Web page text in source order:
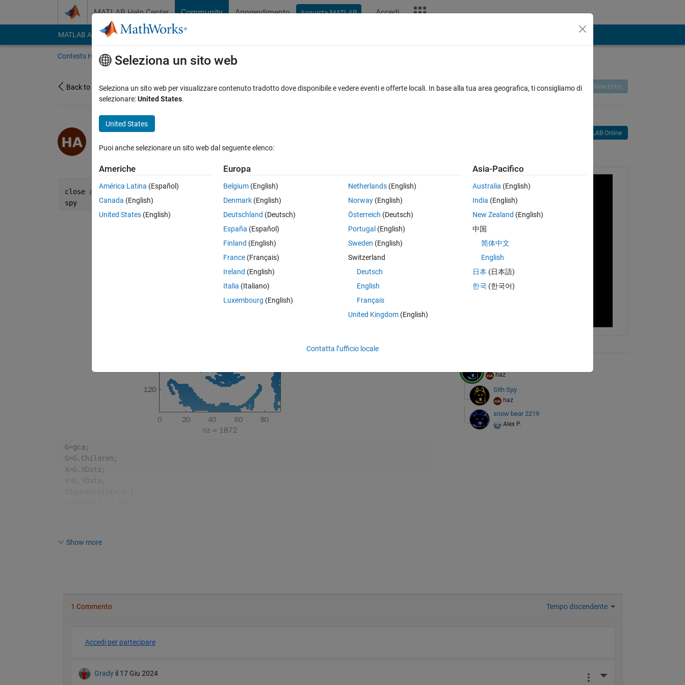
MATLAB Help Center Community Apprendimento Acquista MATLAB Accedi
MATLAB Answers File Exchange Cody
Contests Home About Leaderboard
Back to Gallery Vote Remix Share Follow New Entry
haz / Jedi Spy
on 31 Oct 2021 3 94 2 1 179
Copy
close all
spy
G=gca;
G=G.Children;
X=G.XData;
Y=G.YData;
hold off
Show more
Open in MATLAB Online
haz
Sith Spy
haz
snow bear 2219
Alex P.
Seleziona un sito web
Seleziona un sito web per visualizzare contenuto tradotto dove disponibile e vedere eventi e offerte locali. In base alla tua area geografica, ti consigliamo di
selezionare:United States.
United States
Puoi anche selezionare un sito web dal seguente elenco:
Americhe
América Latina (Español)
Canada (English)
United States (English)
Europa
Belgium (English)
Denmark (English)
Deutschland (Deutsch)
España (Español)
Finland (English)
France (Français)
Ireland (English)
Italia (Italiano)
Luxembourg (English)
Netherlands(English)
Norway(English)
Österreich (Deutsch)
Portugal (English)
Sweden (English)
Switzerland
Deutsch
English
Français
United Kingdom(English)
Asia-Pacifico
Australia (English)
India (English)
New Zealand (English)
中国
简体中文
English
日本 (日本語)
한국 (한국어)
Contatta l’ufficio locale